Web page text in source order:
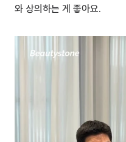
와 상의하는 게 좋아요.